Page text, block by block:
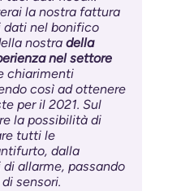
la nostra fattura
dati nel bonifico
nostra della
nel settore
chiarimenti
così ad ottenere
per il 2021. Sul
la possibilità di
tutti le
dalla
allarme, passando
sensori.